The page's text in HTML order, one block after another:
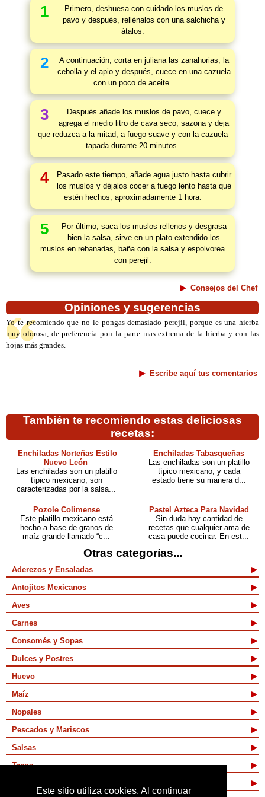
Este sitio utiliza cookies. Al continuar
1
Primero, deshuesa con cuidado los muslos de
pavo y después, rellénalos con una salchicha y
átalos.
2
A continuación, corta en juliana las zanahorias, la
cebolla y el apio y después, cuece en una cazuela
con un poco de aceite.
3
Después añade los muslos de pavo, cuece y
agrega el medio litro de cava seco, sazona y deja
que reduzca a la mitad, a fuego suave y con la cazuela
tapada durante 20 minutos.
4
Pasado este tiempo, añade agua justo hasta cubrir
los muslos y déjalos cocer a fuego lento hasta que
estén hechos, aproximadamente 1 hora.
5
Por último, saca los muslos rellenos y desgrasa
bien la salsa, sirve en un plato extendido los
muslos en rebanadas, baña con la salsa y espolvorea
con perejil.
Consejos del Chef
Opiniones y sugerencias
Yo te recomiendo que no le pongas demasiado perejil, porque es una hierba
muy olorosa, de preferencia pon la parte mas extrema de la hierba y con las
hojas más grandes.
Escribe aquí tus comentarios
También te recomiendo estas deliciosas
recetas:
Enchiladas Norteñas Estilo
Nuevo León
Las enchiladas son un platillo
típico mexicano, son
caracterizadas por la salsa...
Enchiladas Tabasqueñas
Las enchiladas son un platillo
típico mexicano, y cada
estado tiene su manera d...
Pozole Colimense
Este platillo mexicano está
hecho a base de granos de
maíz grande llamado “c...
Pastel Azteca Para Navidad
Sin duda hay cantidad de
recetas que cualquier ama de
casa puede cocinar. En est...
Otras categorías...
Aderezos y Ensaladas
Antojitos Mexicanos
Aves
Carnes
Consomés y Sopas
Dulces y Postres
Huevo
Maíz
Nopales
Pescados y Mariscos
Salsas
Tacos